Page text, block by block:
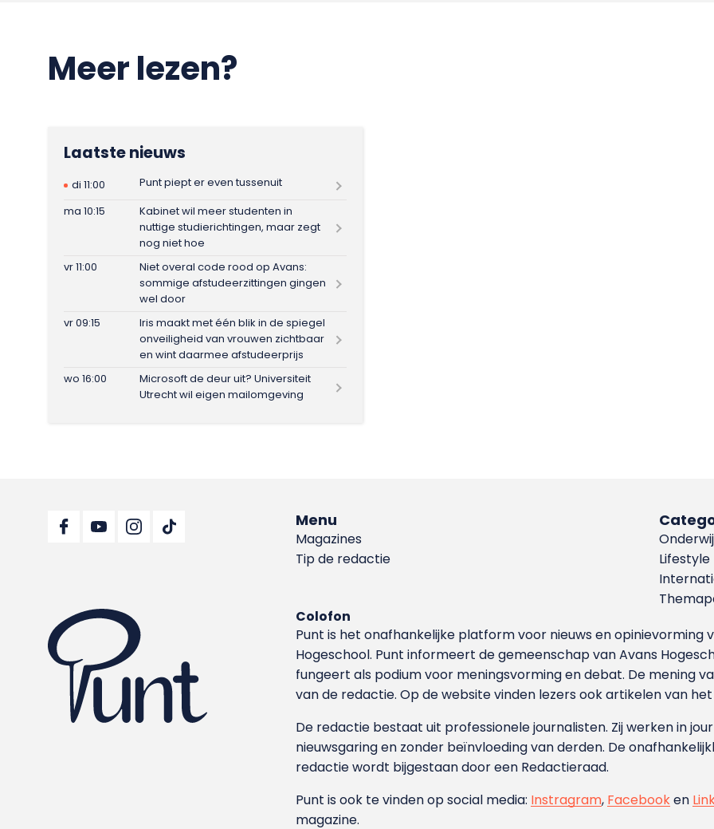
Meer lezen?
Laatste nieuws
di 11:00
Punt piept er even tussenuit
ma 10:15
Kabinet wil meer studenten in
nuttige studierichtingen, maar zegt
nog niet hoe
vr 11:00
Niet overal code rood op Avans:
sommige afstudeerzittingen gingen
wel door
vr 09:15
Iris maakt met één blik in de spiegel
onveiligheid van vrouwen zichtbaar
en wint daarmee afstudeerprijs
wo 16:00
Microsoft de deur uit? Universiteit
Utrecht wil eigen mailomgeving
Menu
Magazines
Tip de redactie
Lifestyle
Colofon
Punt is het onafhankelijke platform voor nieuws en
Hoge­school. Punt informeert de gemeenschap van Avans
fungeert als podium voor meningsvorming en debat. De mening
van de redactie. Op de website vinden lezers ook artikelen van
De redactie bestaat uit professionele journalisten. Zij werken in
nieuwsgaring en zonder beïnvloeding van derden. De
redactie wordt bijgestaan door een Redactieraad.
Punt is ook te vinden op social media: Instragram, Facebooken
magazine.